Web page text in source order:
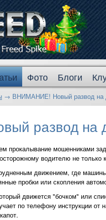
Фото Блоги
→ ВНИМАНИЕ! Новый развод на
развод на
прокалывание мошенниками
водителю не
движением, где
пробки или скопления
движется "бочком" или
по телефону инструкции